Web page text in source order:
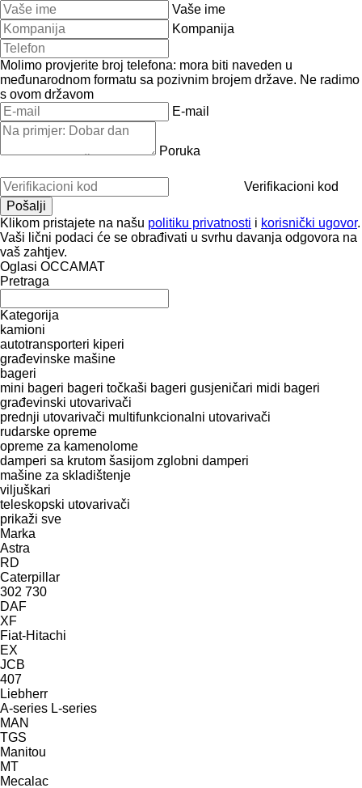
Vaše ime
Kompanija
Molimo provjerite broj telefona: mora biti naveden u
međunarodnom formatu sa pozivnim brojem države. Ne radimo
s ovom državom
E-mail
Poruka
Verifikacioni kod
Klikom pristajete na našu politiku privatnosti i korisnički ugovor.
Vaši lični podaci će se obrađivati ​​u svrhu davanja odgovora na
vaš zahtjev.
Oglasi OCCAMAT
Pretraga
Kategorija
kamioni
autotransporteri kiperi
građevinske mašine
bageri
mini bageri bageri točkaši bageri gusjeničari midi bageri
građevinski utovarivači
prednji utovarivači multifunkcionalni utovarivači
rudarske opreme
opreme za kamenolome
damperi sa krutom šasijom zglobni damperi
mašine za skladištenje
viljuškari
teleskopski utovarivači
prikaži sve
Marka
Astra
RD
Caterpillar
302 730
DAF
XF
Fiat-Hitachi
EX
JCB
407
Liebherr
A-series L-series
MAN
TGS
Manitou
MT
Mecalac